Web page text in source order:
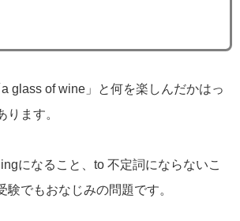
glass of wine」と何を楽しんだかはっ
ります。
になること、to 不定詞にならないこ
験でもおなじみの問題です。